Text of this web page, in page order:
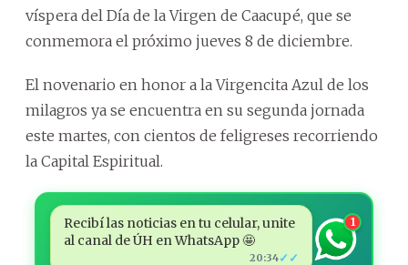
víspera del Día de la Virgen de Caacupé, que se
conmemora el próximo jueves 8 de diciembre.
El novenario en honor a la Virgencita Azul de los
milagros ya se encuentra en su segunda jornada
este martes, con cientos de feligreses recorriendo
la Capital Espiritual.
Recibí las noticias en tu celular, unite
al canal de ÚH en WhatsApp 🤩
20:34✓✓
1